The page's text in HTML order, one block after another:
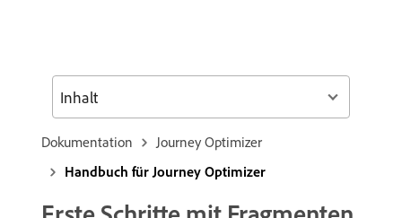
Dokumentation
Journey Optimizer
Handbuch für Journey Optimizer
Inhalt